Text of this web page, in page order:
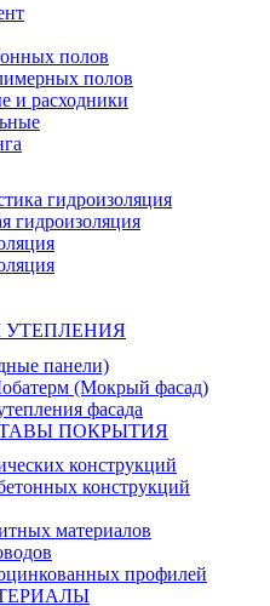
полов
полов
и расходники
гидроизоляция
гидроизоляция
панели)
(Мокрый фасад)
фасада
ПОКРЫТИЯ
конструкций
конструкций
материалов
профилей